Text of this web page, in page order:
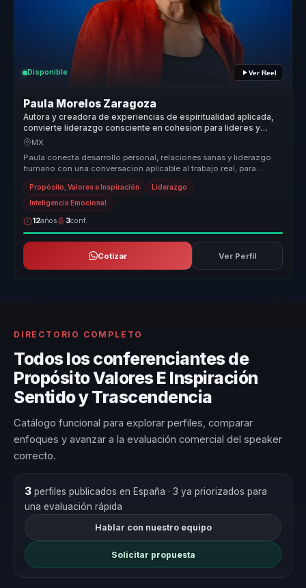
Disponible Ver Reel
Paula Morelos Zaragoza
Autora y creadora de experiencias de espiritualidad aplicada,
convierte liderazgo consciente en cohesion para lideres y
equipos.
MX
Paula conecta desarrollo personal, relaciones sanas y liderazgo
humano con una conversacion aplicable al trabajo real, para
equipos que n...
Propósito, Valores e Inspiración Liderazgo
Inteligencia Emocional
12años 3conf.
Cotizar Ver Perfil
DIRECTORIO COMPLETO
Todos los conferenciantes de
Propósito Valores E Inspiración
Sentido y Trascendencia
Catálogo funcional para explorar perfiles, comparar
enfoques y avanzar a la evaluación comercial del speaker
correcto.
3perfiles publicados en España · 3 ya priorizados para
una evaluación rápida
Hablar con nuestro equipo
Solicitar propuesta